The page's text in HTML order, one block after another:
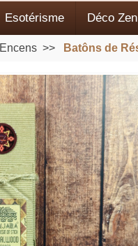
Esotérisme Déco Zen
Encens Batôns de